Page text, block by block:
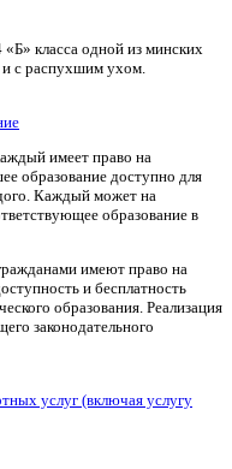
класса одной из минских
и с распухшим ухом.
имеет право на
образование доступно для
Каждый может на
образование в
имеют право на
и бесплатность
образования. Реализация
законодательного
услуг (включая услугу